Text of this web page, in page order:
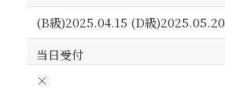
(B級)2025.04.15 (D級)2025.05.20
当日受付
×